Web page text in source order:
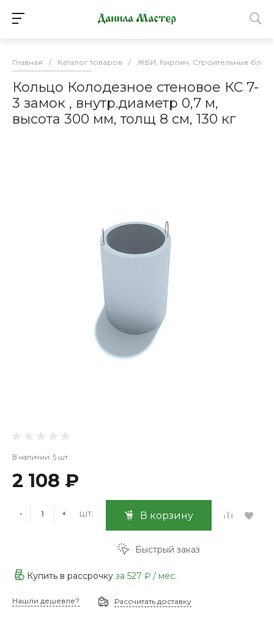
Главная / Каталог товаров / ЖБИ, Кирпич, Строительные
Кольцо Колодезное стеновое КС 7-
3 замок , внутр.диаметр 0,7 м,
высота 300 мм, толщ 8 см, 130 кг
В наличии: 5 шт
2 108 ₽
- + шт. В корзину
Быстрый заказ
Купить в рассрочку за 527 ₽ / мес.
Нашли дешевле? Рассчитать доставку